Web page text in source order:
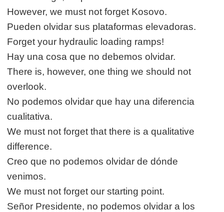
However, we must not forget Kosovo.
Pueden olvidar sus plataformas elevadoras.
Forget your hydraulic loading ramps!
Hay una cosa que no debemos olvidar.
There is, however, one thing we should not
overlook.
No podemos olvidar que hay una diferencia
cualitativa.
We must not forget that there is a qualitative
difference.
Creo que no podemos olvidar de dónde
venimos.
We must not forget our starting point.
Señor Presidente, no podemos olvidar a los